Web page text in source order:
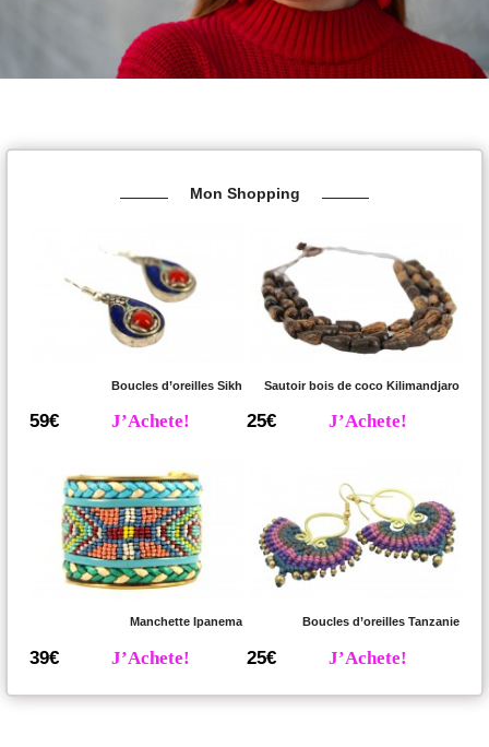
Mon Shopping
Boucles d’oreilles Sikh
59€ J’Achete!
Sautoir bois de coco Kilimandjaro
25€ J’Achete!
Manchette Ipanema
39€ J’Achete!
Boucles d’oreilles Tanzanie
25€ J’Achete!